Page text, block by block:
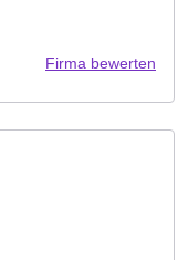
Firma bewerten